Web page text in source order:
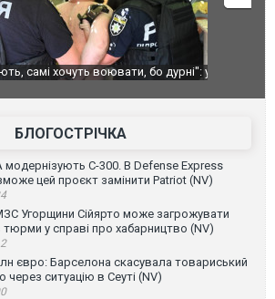
самі хочуть воювати, бо дурні": у
слів про українських захисників.
В
порт: над
ВІДЕО
БЛОГОСТРІЧКА
модернізують С-300. В Defense Express
цей проєкт замінити Patriot (NV)
Угорщини Сійярто може загрожувати
тюрми у справі про хабарництво (NV)
євро: Барселона скасувала товариський
ситуацію в Сеуті (NV)